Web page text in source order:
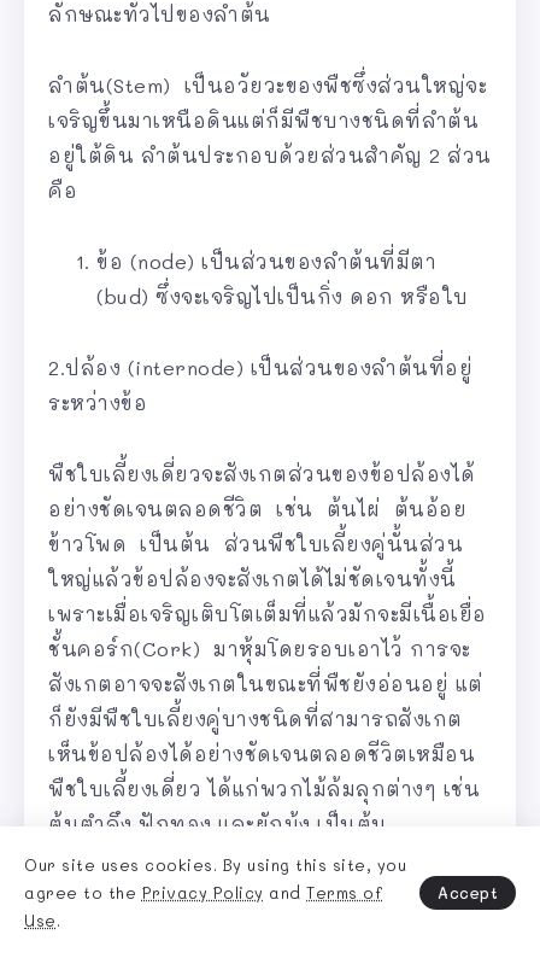
ลักษณะทั่วไปของลำต้น
ลำต้น(Stem) เป็นอวัยวะของพืชซึ่งส่วนใหญ่จะ
เจริญขึ้นมาเหนือดินแต่ก็มีพืชบางชนิดที่ลำต้น
อยู่ใต้ดิน ลำต้นประกอบด้วยส่วนสำคัญ 2 ส่วน
คือ
ข้อ (node) เป็นส่วนของลำต้นที่มีตา
(bud) ซึ่งจะเจริญไปเป็นกิ่ง ดอก หรือใบ
2.ปล้อง (internode) เป็นส่วนของลำต้นที่อยู่
ระหว่างข้อ
พืชใบเลี้ยงเดี่ยวจะสังเกตส่วนของข้อปล้องได้
อย่างชัดเจนตลอดชีวิต เช่น ต้นไผ่ ต้นอ้อย
ข้าวโพด เป็นต้น ส่วนพืชใบเลี้ยงคู่นั้นส่วน
ใหญ่แล้วข้อปล้องจะสังเกตได้ไม่ชัดเจนทั้งนี้
เพราะเมื่อเจริญเติบโตเต็มที่แล้วมักจะมีเนื้อเยื่อ
ชั้นคอร์ก(Cork) มาหุ้มโดยรอบเอาไว้ การจะ
สังเกตอาจจะสังเกตในขณะที่พืชยังอ่อนอยู่ แต่
ก็ยังมีพืชใบเลี้ยงคู่บางชนิดที่สามารถสังเกต
เห็นข้อปล้องได้อย่างชัดเจนตลอดชีวิตเหมือน
พืชใบเลี้ยงเดี่ยว ได้แก่พวกไม้ล้มลุกต่างๆ เช่น
ต้นตำลึง ฟักทอง และผักบุ้ง เป็นต้น
โครงสร้างของลำต้น
Our site uses cookies. By using this site, you
agree to the Privacy Policy and Terms of
Use.
Accept